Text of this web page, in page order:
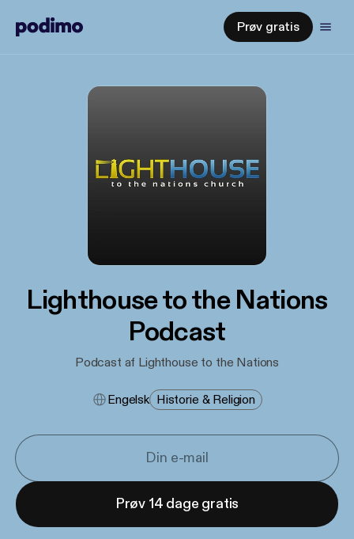
Prøv gratis
Lighthouse to the Nations
Podcast
Podcast af Lighthouse to the Nations
Engelsk Historie & Religion
Prøv 14 dage gratis